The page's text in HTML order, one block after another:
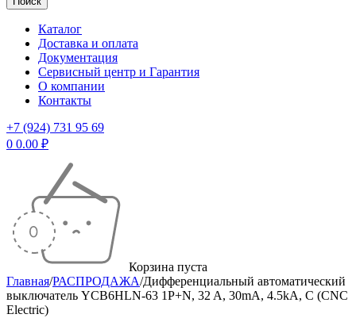
Каталог
Доставка и оплата
Документация
Сервисный центр и Гарантия
О компании
Контакты
+7 (924) 731 95 69
0 0.00 ₽
Корзина пуста
Главная/РАСПРОДАЖА/Дифференциальный автоматический
выключатель YCB6HLN-63 1P+N, 32 A, 30mA, 4.5kA, C (CNC
Electric)